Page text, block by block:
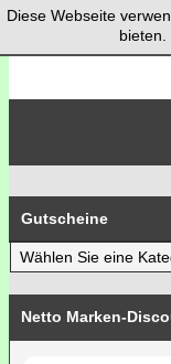
Gutscheine
Netto Marken-
Diese Webseite
bieten.